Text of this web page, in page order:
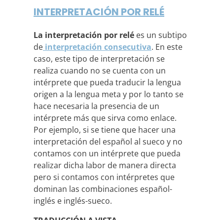
INTERPRETACIÓN POR RELÉ
La interpretación por relé es un subtipo
de interpretación consecutiva. En este
caso, este tipo de interpretación se
realiza cuando no se cuenta con un
intérprete que pueda traducir la lengua
origen a la lengua meta y por lo tanto se
hace necesaria la presencia de un
intérprete más que sirva como enlace.
Por ejemplo, si se tiene que hacer una
interpretación del español al sueco y no
contamos con un intérprete que pueda
realizar dicha labor de manera directa
pero si contamos con intérpretes que
dominan las combinaciones español-
inglés e inglés-sueco.